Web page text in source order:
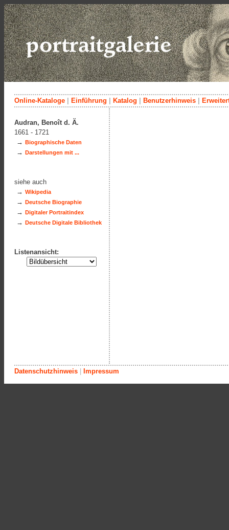
Online-Kataloge Einführung Katalog Benutzerhinweis
Audran, Benoît d. Ä.
1661 - 1721
→ Biographische Daten
→ Darstellungen mit ...
siehe auch
→ Wikipedia
→ Deutsche Biographie
→ Digitaler Portraitindex
→ Deutsche Digitale Bibliothek
Listenansicht:
Datenschutzhinweis Impressum